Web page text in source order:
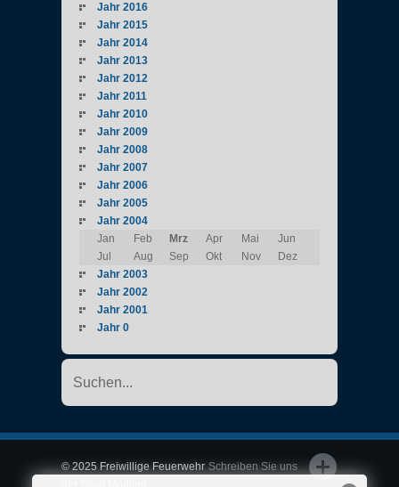
Jahr 2016
Jahr 2015
Jahr 2014
Jahr 2013
Jahr 2012
Jahr 2011
Jahr 2010
Jahr 2009
Jahr 2008
Jahr 2007
Jahr 2006
Jahr 2005
Jahr 2004
Jan
Feb Mrz Apr Mai
Jun
Jul
Aug Sep Okt Nov
Dez
Jahr 2003
Jahr 2002
Jahr 2001
Jahr 0
Schreiben Sie uns
© 2025 Freiwillige Feuerwehr